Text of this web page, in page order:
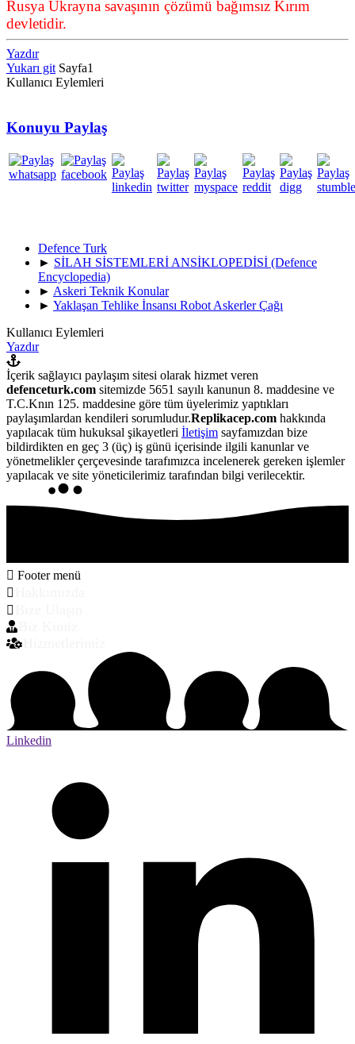
Rusya Ukrayna savaşının çözümü bağımsız Kırım
devletidir.
Yazdır
Yukarı git Sayfa1
Kullanıcı Eylemleri
Konuyu Paylaş
Defence Turk
► SİLAH SİSTEMLERİ ANSİKLOPEDİSİ (Defence
Encyclopedia)
► Askeri Teknik Konular
► Yaklaşan Tehlike İnsansı Robot Askerler Çağı
Kullanıcı Eylemleri
Yazdır
İçerik sağlayıcı paylaşım sitesi olarak hizmet veren
defenceturk.com sitemizde 5651 sayılı kanunun 8. maddesine ve
T.C.Knın 125. maddesine göre tüm üyelerimiz yaptıkları
paylaşımlardan kendileri sorumludur.Replikacep.com hakkında
yapılacak tüm hukuksal şikayetleri İletişim sayfamızdan bize
bildirdikten en geç 3 (üç) iş günü içerisinde ilgili kanunlar ve
yönetmelikler çerçevesinde tarafımızca incelenerek gereken işlemler
yapılacak ve site yöneticilerimiz tarafından bilgi verilecektir.
Footer menü
Linkedin